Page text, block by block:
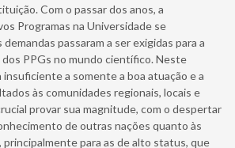
Com o passar dos anos, a
Programas na Universidade se
passaram a ser exigidas para a
PPGs no mundo científico. Neste
a somente a boa atuação e a
às comunidades regionais, locais e
provar sua magnitude, com o despertar
de outras nações quanto às
principalmente para as de alto status, que